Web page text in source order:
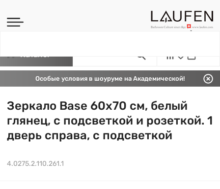
Каталог
Особые условия в шоуруме на Академической!
Зеркало Base 60х70 см, белый
глянец, с подсветкой и розеткой. 1
дверь справа, с подсветкой
4.0275.2.110.261.1